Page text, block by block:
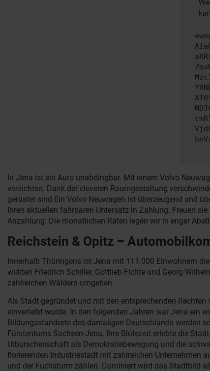
In Jena ist ein Auto unabdingbar. Mit einem Volvo
verzichten. Dank der cleveren Raumgestaltung
gerüstet sind Ein Volvo Neuwagen ist überzeugend und
Ihren aktuellen fahrbaren Untersatz in Zahlung. Freuen
Anzahlung. Die monatlichen Raten legen wir in enger
Reichstein & Opitz –
Innerhalb Thüringens ist Jena mit 111.000 Einwohnern
wirkten Friedrich Schiller, Gottlieb Fichte und Georg
zahlreichen Wäldern umgeben.
Als Stadt gegründet und mit den entsprechenden
einverleibt wurde. In den folgenden Jahren war Jena ein
Bildungsstandorte des damaligen Deutschlands werden
Fürstentums Sachsen-Jena. Ihre Blütezeit erlebte die
Urburschenschaft als Demokratiebewegung und die
florierenden Industriestadt mit zahlreichen Unternehmen
und der Fuchsturm zählen. Dominiert wird das Stadtbild